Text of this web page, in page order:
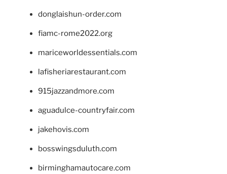
donglaishun-order.com
fiamc-rome2022.org
mariceworldessentials.com
lafisheriarestaurant.com
915jazzandmore.com
aguadulce-countryfair.com
jakehovis.com
bosswingsduluth.com
birminghamautocare.com